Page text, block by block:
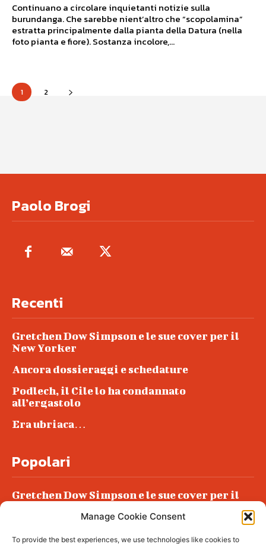
Manage Cookie Consent
To provide the best experiences, we use technologies like cookies to
Continuano a circolare inquietanti notizie sulla
burundanga. Che sarebbe nient’altro che “scopolamina”
estratta principalmente dalla pianta della Datura (nella
foto pianta e fiore). Sostanza incolore,...
1 2
Paolo Brogi
Recenti
Gretchen Dow Simpson e le sue cover per il
New Yorker
Ancora dossieraggi e schedature
Podlech, il Cile lo ha condannato
all’ergastolo
Era ubriaca…
Popolari
Gretchen Dow Simpson e le sue cover per il